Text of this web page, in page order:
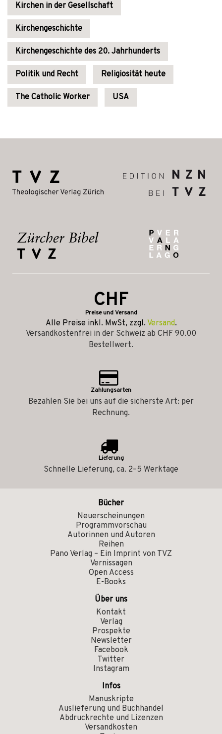
Kirchen in der Gesellschaft
Kirchengeschichte
Kirchengeschichte des 20. Jahrhunderts
Politik und Recht Religiosität heute
The Catholic Worker USA
CHF
Preise und Versand
Alle Preise inkl. MwSt, zzgl. Versand.
Versandkostenfrei in der Schweiz ab CHF 90.00
Bestellwert.
Zahlungsarten
Bezahlen Sie bei uns auf die sicherste Art: per
Rechnung.
Lieferung
Schnelle Lieferung, ca. 2–5 Werktage
Bücher
Neuerscheinungen
Programmvorschau
Autorinnen und Autoren
Reihen
Pano Verlag – Ein Imprint von TVZ
Vernissagen
Open Access
E-Books
Über uns
Kontakt
Verlag
Prospekte
Newsletter
Facebook
Twitter
Instagram
Infos
Manuskripte
Auslieferung und Buchhandel
Abdruckrechte und Lizenzen
Versandkosten